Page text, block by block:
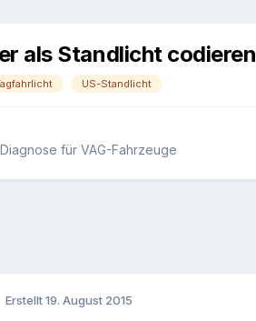
als Standlicht codieren
US-Standlicht
Diagnose für VAG-Fahrzeuge
Erstellt19. August 2015